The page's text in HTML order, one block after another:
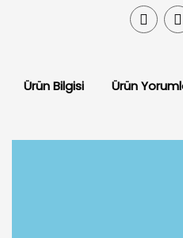
Ürün Bilgisi Ürün